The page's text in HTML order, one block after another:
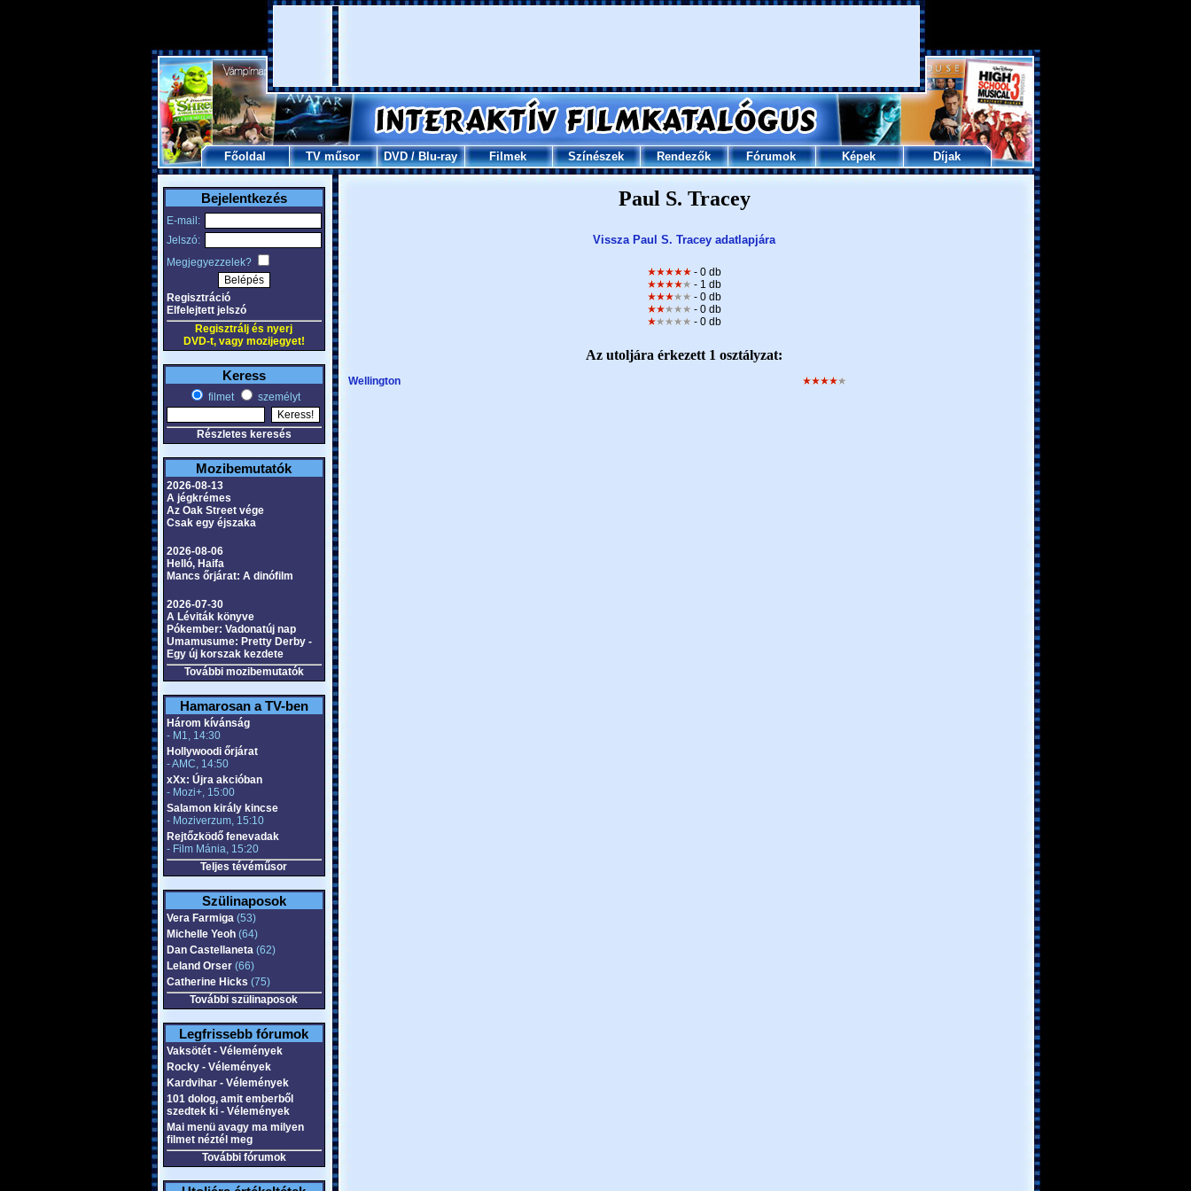
Főoldal TV műsor DVD/Blu-ray Filmek Színészek Rendezők Fórumok Képek Díjak
Bejelentkezés
E-mail:
Jelszó:
Megjegyezzelek?
Regisztráció
Elfelejtett jelszó
Regisztrálj és nyerj
DVD-t, vagy mozijegyet!
Keress
filmet személyt
Részletes keresés
Mozibemutatók
2026-08-13
A jégkrémes
Az Oak Street vége
Csak egy éjszaka
2026-08-06
Helló, Haifa
Mancs őrjárat: A dinófilm
2026-07-30
A Léviták könyve
Pókember: Vadonatúj nap
Umamusume: Pretty Derby -
Egy új korszak kezdete
További mozibemutatók
Hamarosan a TV-ben
Három kívánság
- M1, 14:30
Hollywoodi őrjárat
- AMC, 14:50
xXx: Újra akcióban
- Mozi+, 15:00
Salamon király kincse
- Moziverzum, 15:10
Rejtőzködő fenevadak
- Film Mánia, 15:20
Teljes tévéműsor
Szülinaposok
Vera Farmiga(53)
Michelle Yeoh(64)
Dan Castellaneta(62)
Leland Orser(66)
Catherine Hicks (75)
További szülinaposok
Legfrissebb fórumok
Vaksötét - Vélemények
Rocky - Vélemények
Kardvihar - Vélemények
101 dolog, amit emberből
szedtek ki - Vélemények
Mai menü avagy ma milyen
filmet néztél meg
További fórumok
Paul S. Tracey
Vissza Paul S. Tracey adatlapjára
- 0 db
- 1 db
- 0 db
- 0 db
- 0 db
Az utoljára érkezett 1 osztályzat:
Wellington